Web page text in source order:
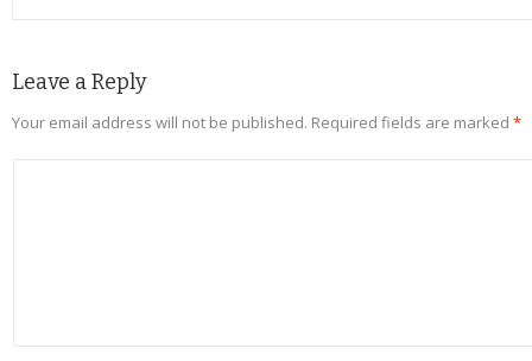
Leave a Reply
Your email address will not be published. Required fields are marked *